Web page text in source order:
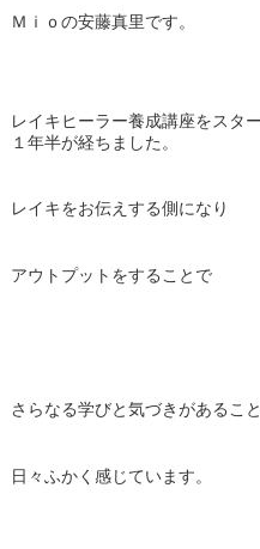
Ｍｉｏの安藤真里です。
レイキヒーラー養成講座をスタ
１年半が経ちました。
レイキをお伝えする側になり
アウトプットをすることで
さらなる学びと気づきがあるこ
日々ふかく感じています。